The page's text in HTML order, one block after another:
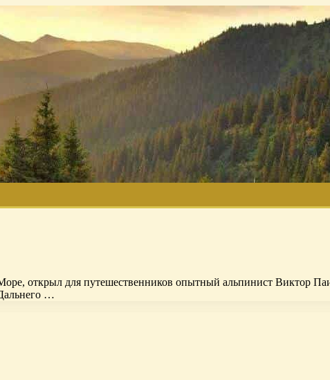
открыл для путешественников опытный альпинист Виктор
…